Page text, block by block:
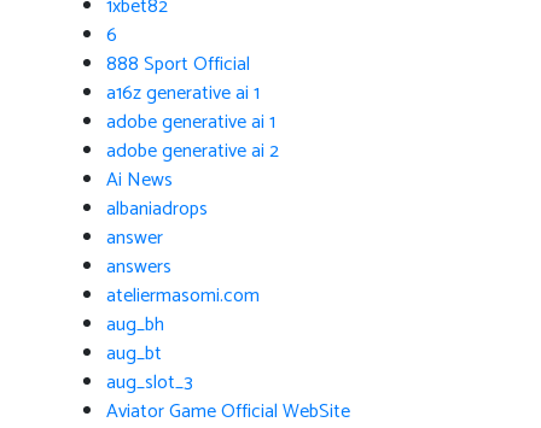
1xbet82
6
888 Sport Official
a16z generative ai 1
adobe generative ai 1
adobe generative ai 2
Ai News
albaniadrops
answer
answers
ateliermasomi.com
aug_bh
aug_bt
aug_slot_3
Aviator Game Official WebSite